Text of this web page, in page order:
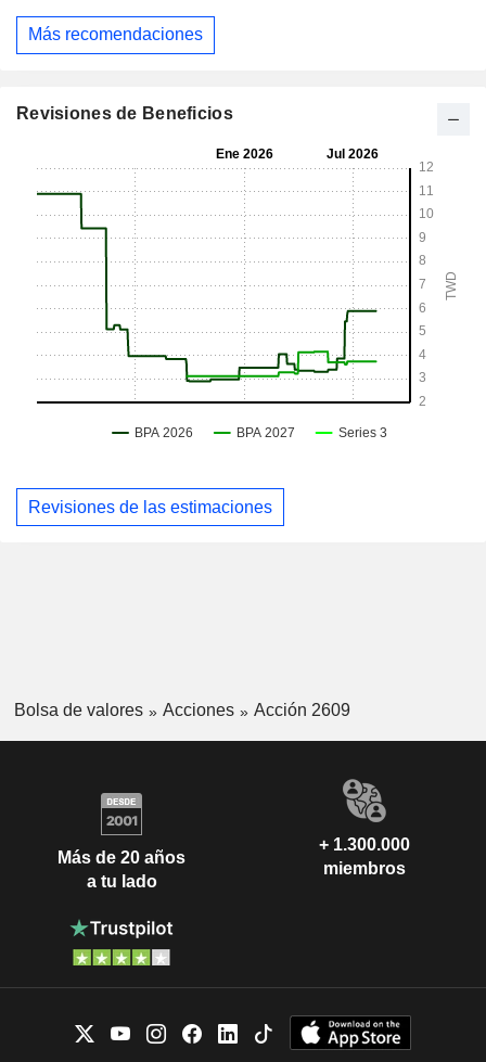
Más recomendaciones
Revisiones de Beneficios
Revisiones de las estimaciones
Bolsa de valores Acciones Acción 2609
Más de 20 años
a tu lado
+ 1.300.000
miembros